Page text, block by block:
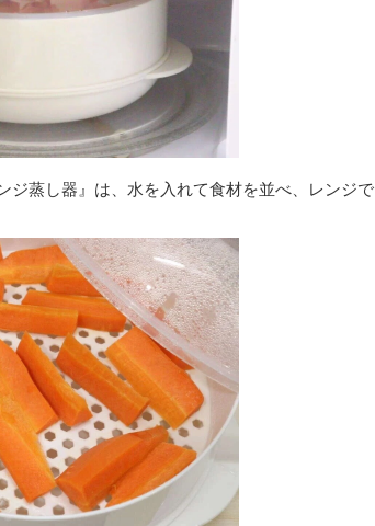
ジ蒸し器』は、水を入れて食材を並べ、レンジで